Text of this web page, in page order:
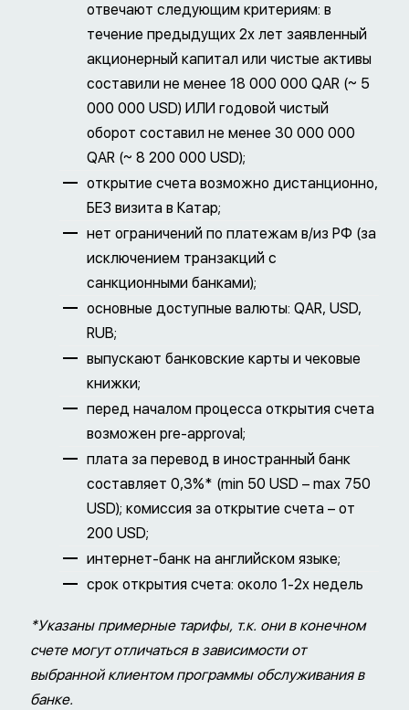
отвечают следующим критериям: в
течение предыдущих 2х лет заявленный
акционерный капитал или чистые активы
составили не менее 18 000 000 QAR (~ 5
000 000 USD) ИЛИ годовой чистый
оборот составил не менее 30 000 000
QAR (~ 8 200 000 USD);
открытие счета возможно дистанционно,
БЕЗ визита в Катар;
нет ограничений по платежам в/из РФ (за
исключением транзакций с
санкционными банками);
основные доступные валюты: QAR, USD,
RUB;
выпускают банковские карты и чековые
книжки;
перед началом процесса открытия счета
возможен pre-approval;
плата за перевод в иностранный банк
составляет 0,3%* (min 50 USD – max 750
USD); комиссия за открытие счета – от
200 USD;
интернет-банк на английском языке;
срок открытия счета: около 1-2х недель
*Указаны примерные тарифы, т.к. они в конечном
счете могут отличаться в зависимости от
выбранной клиентом программы обслуживания в
банке.